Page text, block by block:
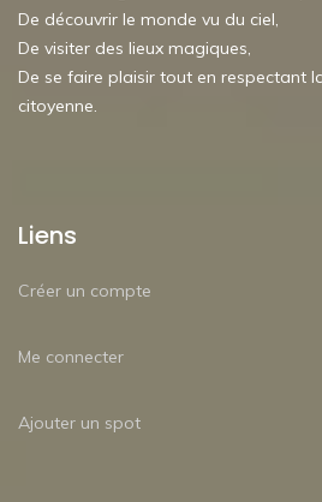
De découvrir le monde vu du ciel,
De visiter des lieux magiques,
De se faire plaisir tout en respectant
citoyenne.
Liens
Créer un compte
Me connecter
Ajouter un spot